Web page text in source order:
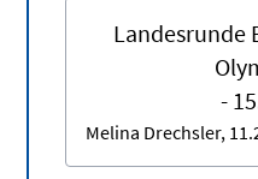
Landesrunde
-
Melina Drechsler,